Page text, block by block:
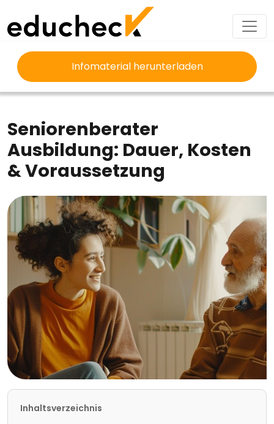
Infomaterial herunterladen
EDUCHECK
AUSBILDUNG
SENIORENBERATER AUSBILDUNG
Seniorenberater
Ausbildung: Dauer, Kosten
& Voraussetzung
Inhaltsverzeichnis